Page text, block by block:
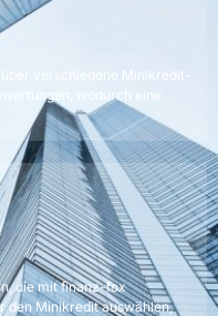
verschiedene Minikredit-
wodurch eine
die mit finanz-fox
den Minikredit auswählen,